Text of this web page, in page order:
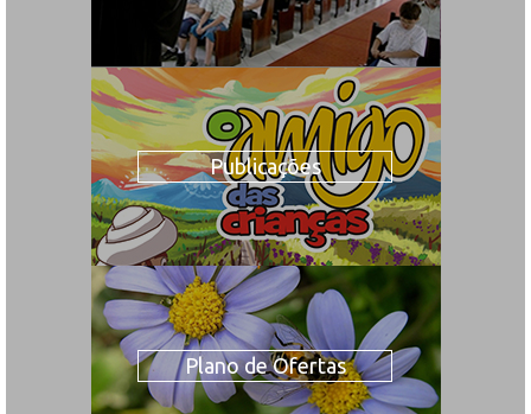
Publicações
Plano de Ofertas